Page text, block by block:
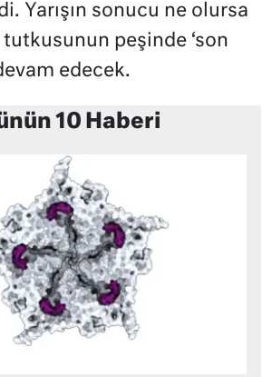
Yarışın sonucu ne olursa
peşinde ‘son
edecek.
10 Haberi